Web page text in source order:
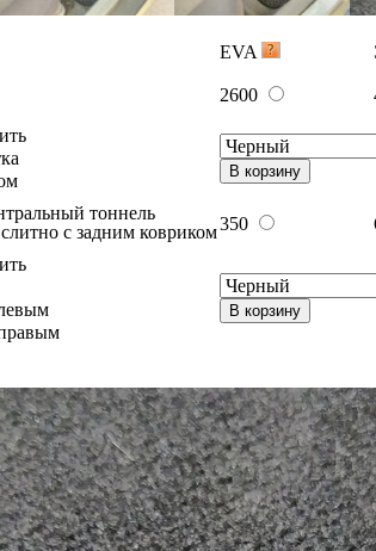
EVA
2600
В корзину
тоннель
с задним ковриком350
В корзину